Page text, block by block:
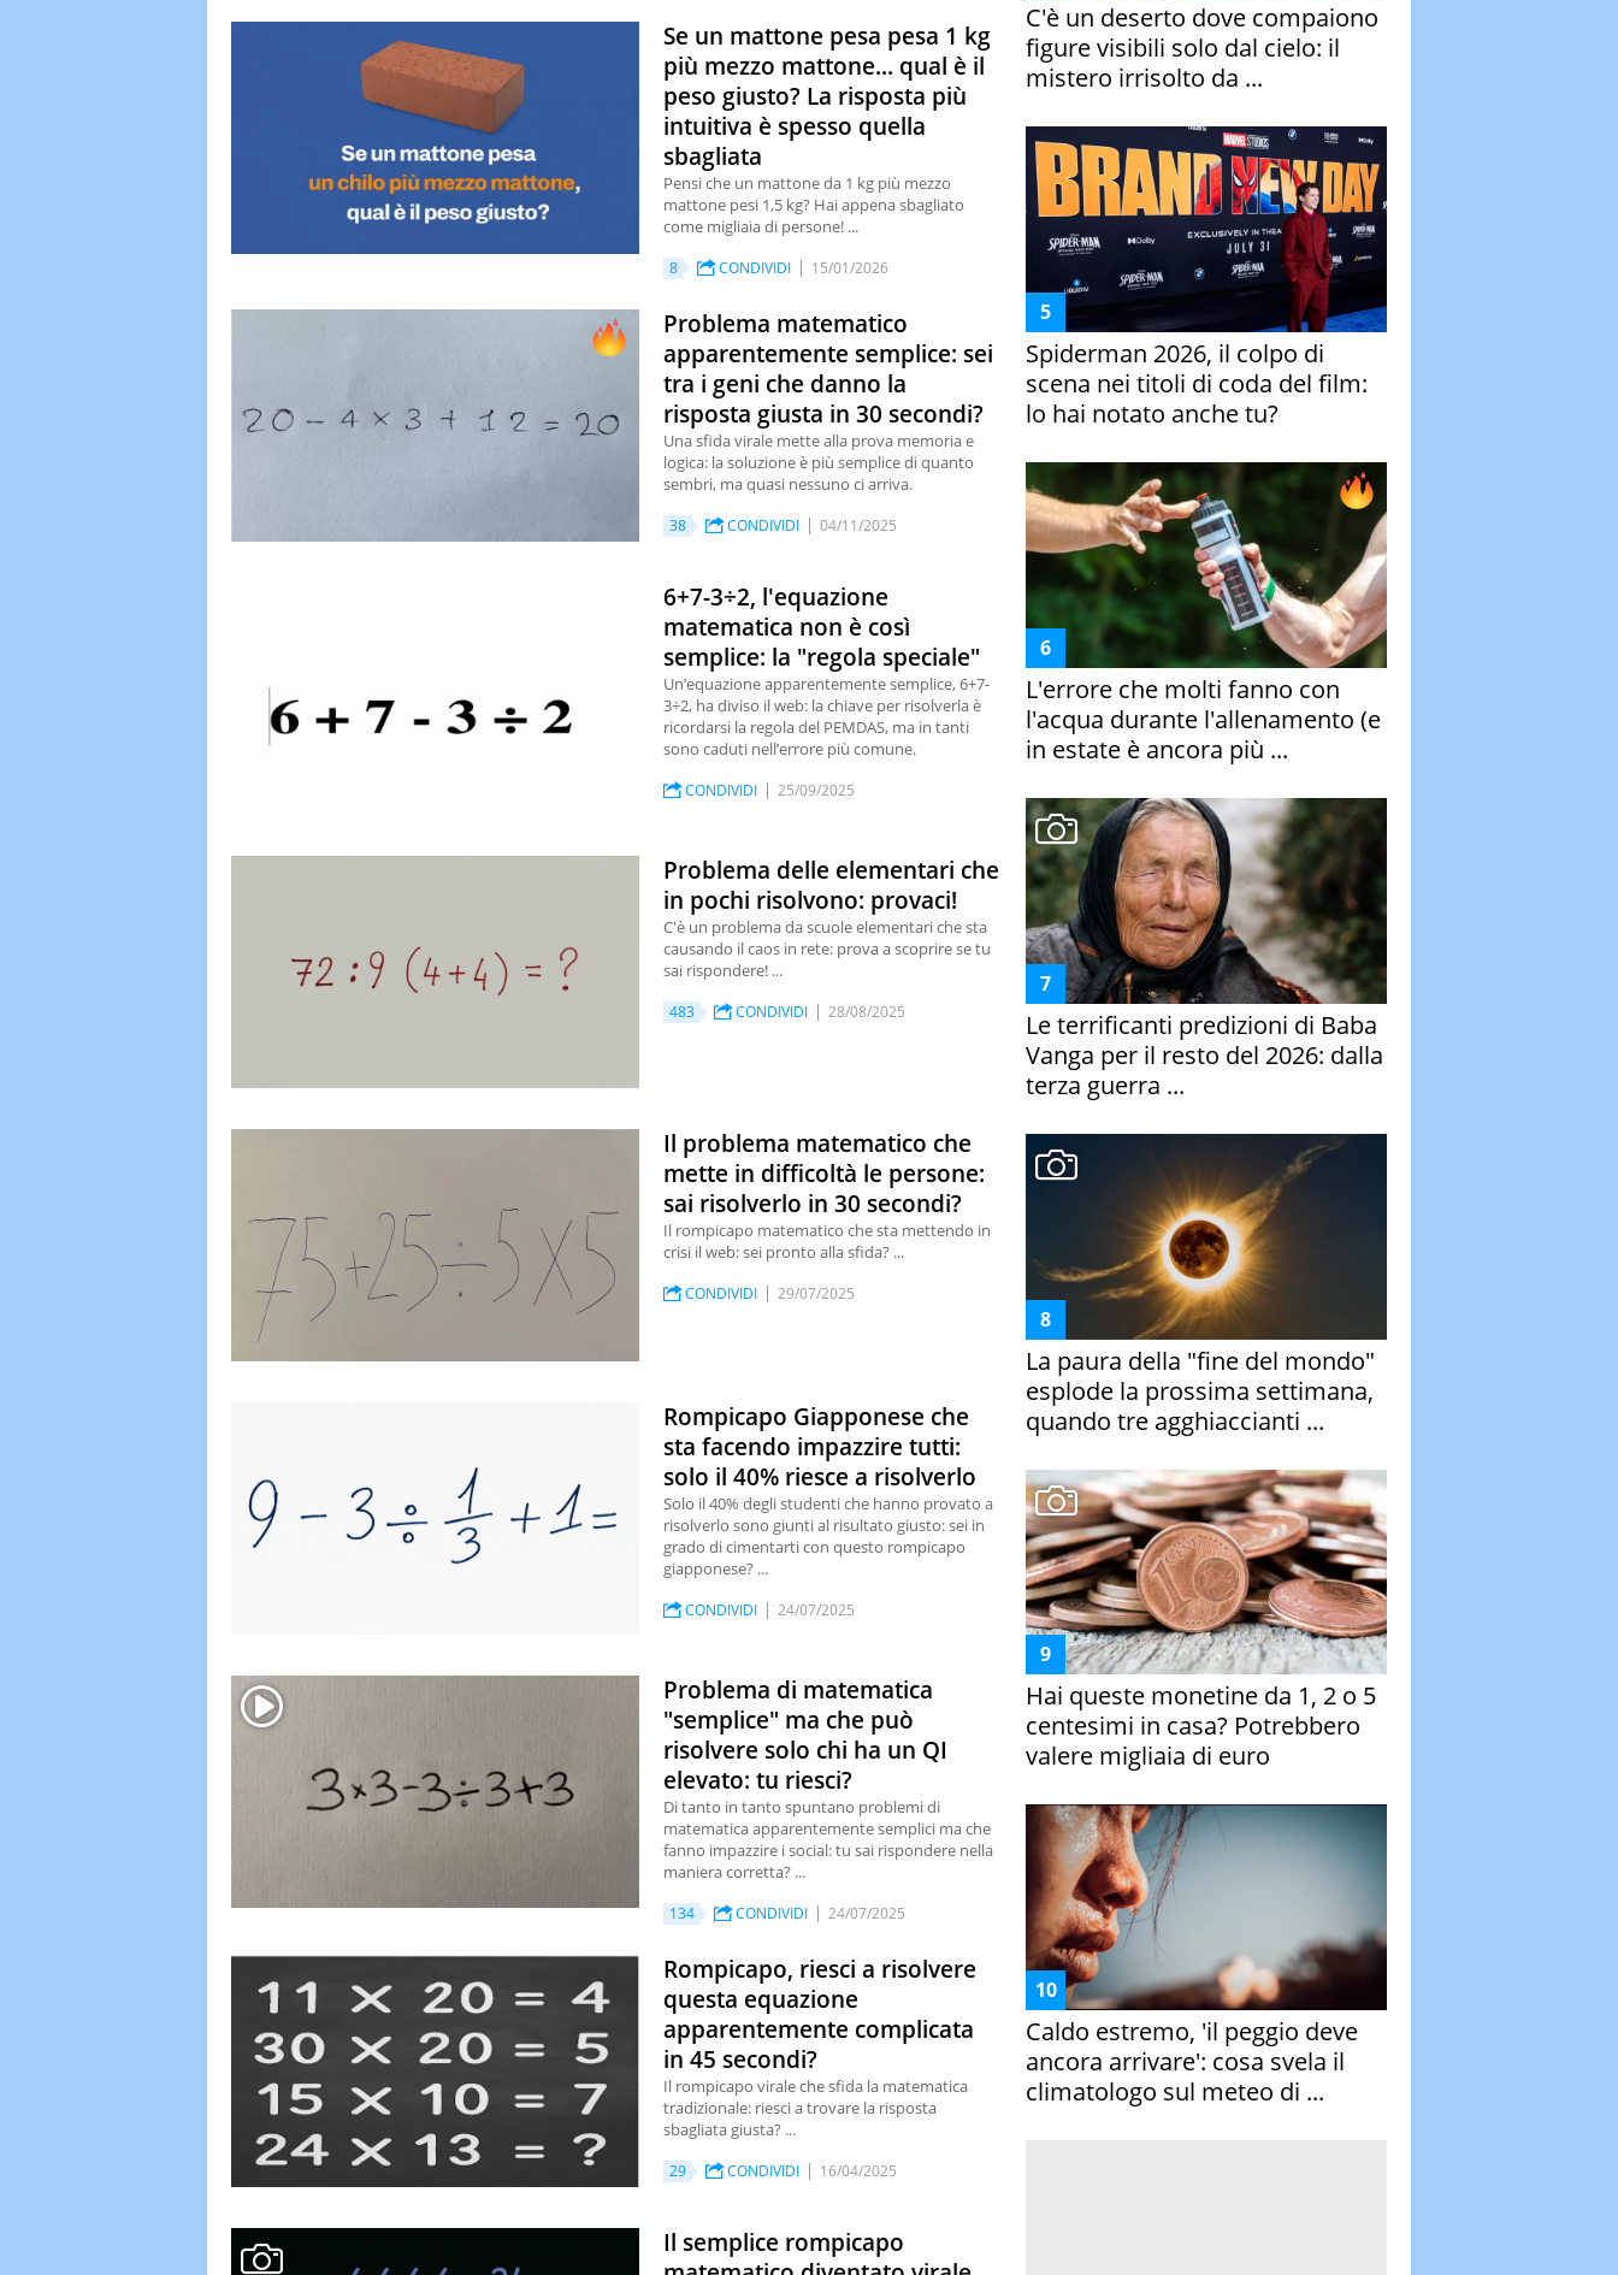
Se un mattone pesa pesa 1 kg
più mezzo mattone... qual è il
peso giusto? La risposta più
intuitiva è spesso quella
sbagliata
Pensi che un mattone da 1 kg più mezzo
mattone pesi 1,5 kg? Hai appena sbagliato
come migliaia di persone! ...
8 CONDIVIDI 15/01/2026
Problema matematico
apparentemente semplice: sei
tra i geni che danno la
risposta giusta in 30 secondi?
Una sfida virale mette alla prova memoria e
logica: la soluzione è più semplice di quanto
sembri, ma quasi nessuno ci arriva.
38 CONDIVIDI 04/11/2025
6+7-3÷2, l'equazione
matematica non è così
semplice: la "regola speciale"
Un’equazione apparentemente semplice, 6+7-
3÷2, ha diviso il web: la chiave per risolverla è
ricordarsi la regola del PEMDAS, ma in tanti
sono caduti nell’errore più comune.
CONDIVIDI 25/09/2025
Problema delle elementari che
in pochi risolvono: provaci!
C'è un problema da scuole elementari che sta
causando il caos in rete: prova a scoprire se tu
sai rispondere! ...
483 CONDIVIDI 28/08/2025
Il problema matematico che
mette in difficoltà le persone:
sai risolverlo in 30 secondi?
Il rompicapo matematico che sta mettendo in
crisi il web: sei pronto alla sfida? ...
CONDIVIDI 29/07/2025
Rompicapo Giapponese che
sta facendo impazzire tutti:
solo il 40% riesce a risolverlo
Solo il 40% degli studenti che hanno provato a
risolverlo sono giunti al risultato giusto: sei in
grado di cimentarti con questo rompicapo
giapponese? ...
CONDIVIDI 24/07/2025
Problema di matematica
"semplice" ma che può
risolvere solo chi ha un QI
elevato: tu riesci?
Di tanto in tanto spuntano problemi di
matematica apparentemente semplici ma che
fanno impazzire i social: tu sai rispondere nella
maniera corretta? ...
134 CONDIVIDI 24/07/2025
Rompicapo, riesci a risolvere
questa equazione
apparentemente complicata
in 45 secondi?
Il rompicapo virale che sfida la matematica
tradizionale: riesci a trovare la risposta
sbagliata giusta? ...
29 CONDIVIDI 16/04/2025
Il semplice rompicapo
C'è un deserto dove compaiono
figure visibili solo dal cielo: il
mistero irrisolto da ...
Spiderman 2026, il colpo di
scena nei titoli di coda del film:
lo hai notato anche tu?
L'errore che molti fanno con
l'acqua durante l'allenamento (e
in estate è ancora più ...
Le terrificanti predizioni di Baba
Vanga per il resto del 2026: dalla
terza guerra ...
La paura della "fine del mondo"
esplode la prossima settimana,
quando tre agghiaccianti ...
Hai queste monetine da 1, 2 o 5
centesimi in casa? Potrebbero
valere migliaia di euro
Caldo estremo, 'il peggio deve
ancora arrivare': cosa svela il
climatologo sul meteo di ...